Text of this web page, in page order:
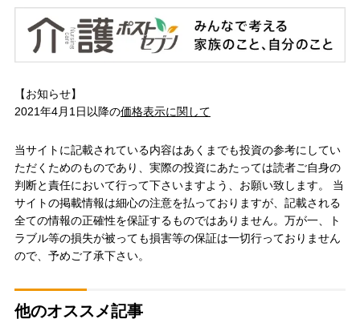
【お知らせ】
2021年4月1日以降の価格表示に関して
当サイトに記載されている内容はあくまでも投資の参考にしてい
ただくためのものであり、実際の投資にあたっては読者ご自身の
判断と責任において行って下さいますよう、お願い致します。 当
サイトの掲載情報は細心の注意を払っておりますが、記載される
全ての情報の正確性を保証するものではありません。万が一、ト
ラブル等の損失が被っても損害等の保証は一切行っておりません
ので、予めご了承下さい。
他のオススメ記事